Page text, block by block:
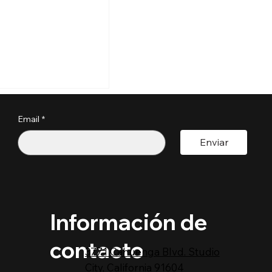
por estos
Email *
Enviar
Información de
contacto
3771 Cahuenga Blvd. Studio